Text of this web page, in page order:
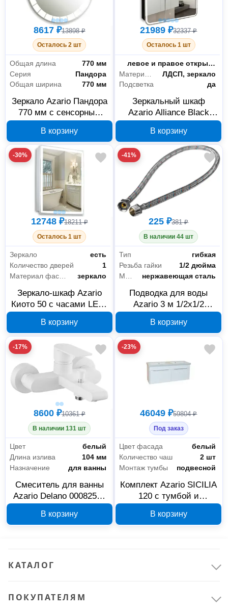
8617 ₽13898 ₽
Осталось 2 шт
Общая длина
770 мм
Серия
Пандора
Общая ширина
770 мм
Зеркало Azario Пандора
770 мм с сенсорным
00002504
В корзину
21989 ₽32337 ₽
Осталось 1 шт
Позиционирование дверейлевое и правое открывание
ЛДСП, зеркало
Подсветка
да
Зеркальный шкаф
Azario Alliance Black
В корзину
-30%
12748 ₽18211 ₽
Осталось 1 шт
Зеркало
есть
Количество дверей
1
зеркало
Зеркало-шкаф Azario
Киото 50 с часами LED-
В корзину
-41%
225 ₽381 ₽
В наличии 44 шт
Тип
гибкая
Резьба гайки
1/2 дюйма
нержавеющая сталь
Подводка для воды
Azario 3 м 1/2x1/2
В корзину
-17%
8600 ₽10361 ₽
В наличии 131 шт
Цвет
белый
Длина излива
104 мм
Назначение
для ванны
Смеситель для ванны
Azario Delano 00082527
белый матовый
В корзину
-23%
46049 ₽59804 ₽
Под заказ
Цвет фасада
белый
Количество чаш
2 шт
Монтаж тумбы
подвесной
Комплект Azario SICILIA
120 с тумбой и
4120-KL
В корзину
КАТАЛОГ
ПОКУПАТЕЛЯМ